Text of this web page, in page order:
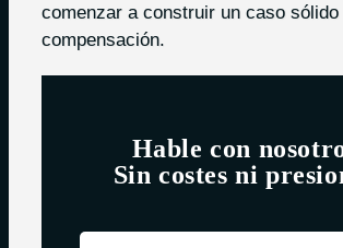
Hable con
Sin costes ni
comenzar a construir un caso sólido
compensación.